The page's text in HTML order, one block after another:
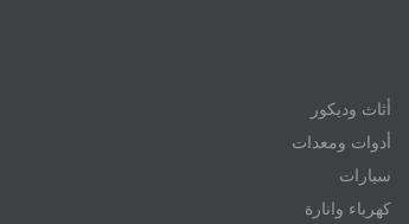
أثاث وديكور
أدوات ومعدات
سيارات
كهرباء وانارة